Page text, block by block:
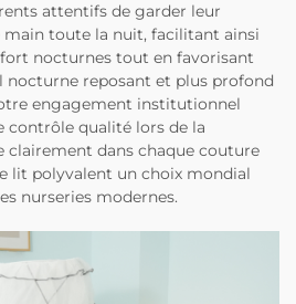
attentifs de garder leur
main toute la nuit, facilitant ainsi
nocturnes tout en favorisant
reposant et plus profond
engagement institutionnel
contrôle qualité lors de la
clairement dans chaque couture
lit polyvalent un choix mondial
nurseries modernes.